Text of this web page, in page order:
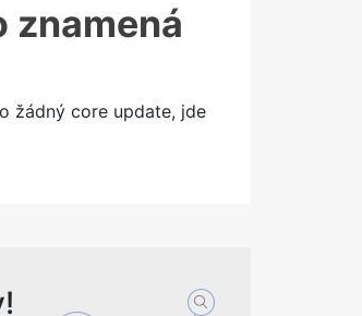
znamená
žádný core update, jde